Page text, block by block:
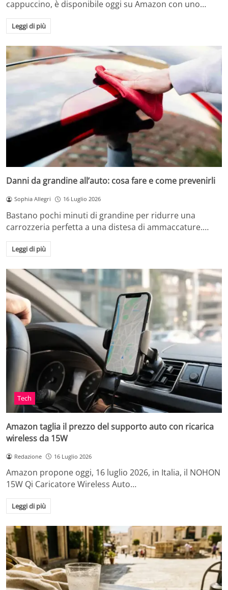
cappuccino, è disponibile oggi su Amazon con uno…
Leggi di più
Danni da grandine all’auto: cosa fare e come prevenirli
Sophia Allegri 16 Luglio 2026
Bastano pochi minuti di grandine per ridurre una
carrozzeria perfetta a una distesa di ammaccature.…
Leggi di più
Tech
Amazon taglia il prezzo del supporto auto con ricarica
wireless da 15W
Redazione 16 Luglio 2026
Amazon propone oggi, 16 luglio 2026, in Italia, il NOHON
15W Qi Caricatore Wireless Auto…
Leggi di più